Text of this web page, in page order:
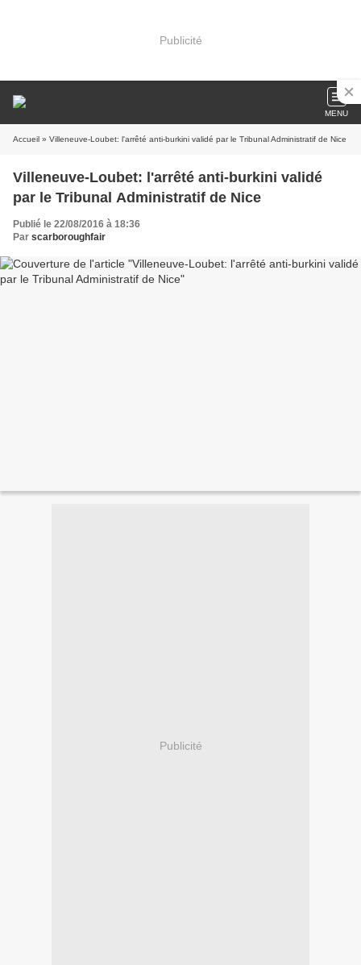
Publicité
MENU
Accueil » Villeneuve-Loubet: l'arrêté anti-burkini validé par le Tribunal Administratif de Nice
Villeneuve-Loubet: l'arrêté anti-burkini validé
par le Tribunal Administratif de Nice
Publié le 22/08/2016 à 18:36
Par scarboroughfair
Publicité